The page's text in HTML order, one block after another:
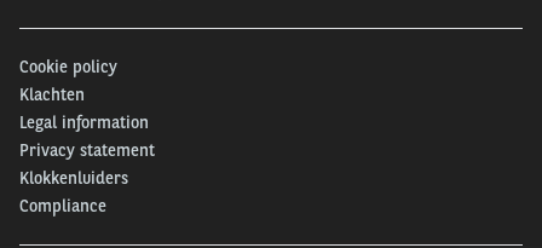
Cookie policy
Klachten
Legal information
Privacy statement
Klokkenluiders
Compliance